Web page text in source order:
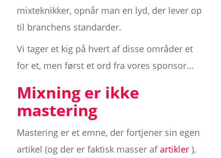
mixteknikker, opnår man en lyd, der lever op
til branchens standarder.
Vi tager et kig på hvert af disse områder et
for et, men først et ord fra vores sponsor...
Mixning er ikke
mastering
Mastering er et emne, der fortjener sin egen
artikel (og der er faktisk masser afartikler),